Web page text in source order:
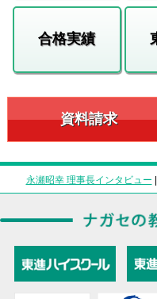
合格実績
資料請求
永瀬昭幸 理事長インタビュー |